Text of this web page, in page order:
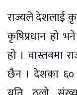
राज्यले देशलाई
कृषिप्रधान हो
हो । वास्तवमा
छैन । देशका ६०